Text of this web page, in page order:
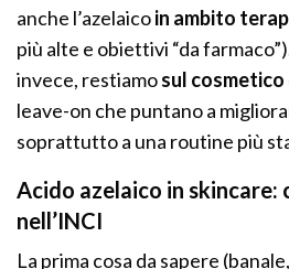
anche l’azelaicoin ambito
più alte e obiettivi “da
invece, restiamosul
leave-on che puntano a
soprattutto a una routine più
Acido azelaico in skincare:
nell’INCI
La prima cosa da sapere